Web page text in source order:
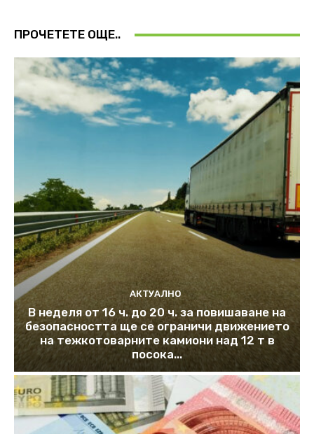
ПРОЧЕТЕТЕ ОЩЕ..
АКТУАЛНО
В неделя от 16 ч. до 20 ч. за повишаване на
безопасността ще се ограничи движението
на тежкотоварните камиони над 12 т в
посока...